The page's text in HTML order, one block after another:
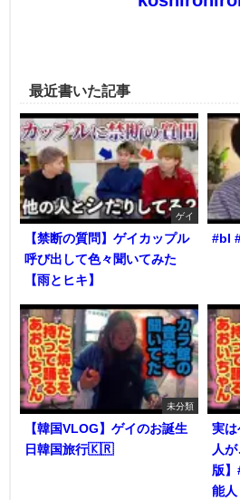
最近書いた記事
ゲイ
【禁断の質問】ゲイカップル
呼び出して色々聞いてみた
【雨とヒキ】
#bl
未分類
【韓国VLOG】ゲイのお誕生
日韓国旅行🇰🇷
実は
人
版
能人